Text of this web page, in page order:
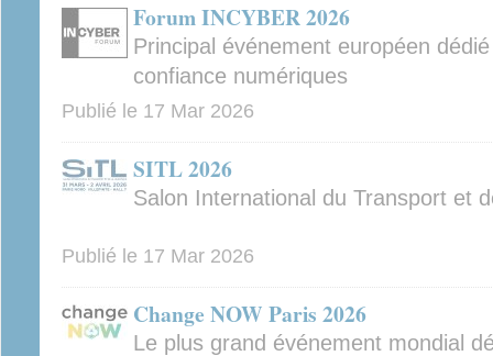
Forum INCYBER 2026
Principal événement européen
confiance numériques
Publié le 17 Mar 2026
SITL 2026
Salon International du Transport et
Publié le 17 Mar 2026
Change NOW Paris 2026
Le plus grand événement mondial